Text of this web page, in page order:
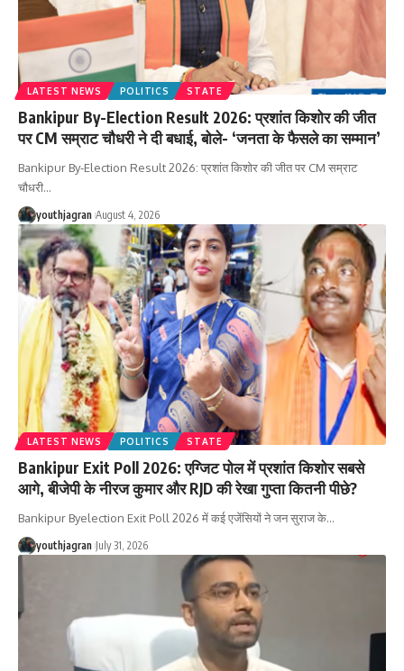
LATEST NEWS POLITICS STATE
Bankipur By-Election Result 2026: प्रशांत किशोर की जीत
पर CM सम्राट चौधरी ने दी बधाई, बोले- ‘जनता के फैसले का सम्मान’
Bankipur By-Election Result 2026: प्रशांत किशोर की जीत पर CM सम्राट
चौधरी…
youthjagran August 4, 2026
LATEST NEWS POLITICS STATE
Bankipur Exit Poll 2026: एग्जिट पोल में प्रशांत किशोर सबसे
आगे, बीजेपी के नीरज कुमार और RJD की रेखा गुप्ता कितनी पीछे?
Bankipur Byelection Exit Poll 2026 में कई एजेंसियों ने जन सुराज के…
youthjagran July 31, 2026